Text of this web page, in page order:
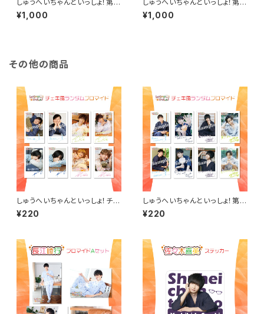
しゅうへいちゃんといっしょ！第1
0夜ブロマイドB（杉咲真広）
¥1,000
しゅうへいちゃんといっしょ！第1
0夜ブロマイドB（吉岡佑）
¥1,000
その他の商品
しゅうへいちゃんといっしょ！チェ
キ風ランダムブロマイド（全８
種）
¥220
しゅうへいちゃんといっしょ！第６
夜チェキ風ランダムブロマイド
（全8種）
¥220